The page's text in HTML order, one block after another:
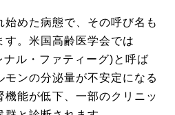
めた病態で、その呼び名も
す。米国高齢医学会では
ル・ファティーグ)と呼ば
ンの分泌量が不安定になる
機能が低下、一部のクリニッ